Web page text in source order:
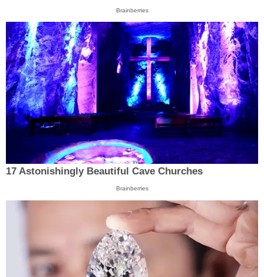
Brainberries
17 Astonishingly Beautiful Cave Churches
Brainberries